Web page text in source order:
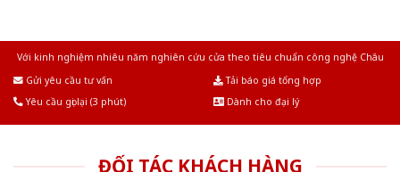
Với kinh nghiệm nhiêu năm nghiên cứu cửa theo tiêu chuẩn công nghệ Châu
Gửi yêu cầu tư vấn
Tải báo giá tổng hợp
Yêu cầu gọi lại (3 phút)
Dành cho đại lý
ĐỐI TÁC KHÁCH HÀNG